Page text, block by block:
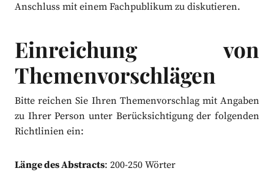
Anschluss mit einem Fachpublikum zu diskutieren.
Einreichung von
Themenvorschlägen
Bitte reichen Sie Ihren Themenvorschlag mit Angaben
zu Ihrer Person unter Berücksichtigung der folgenden
Richtlinien ein:
Länge des Abstracts: 200-250 Wörter